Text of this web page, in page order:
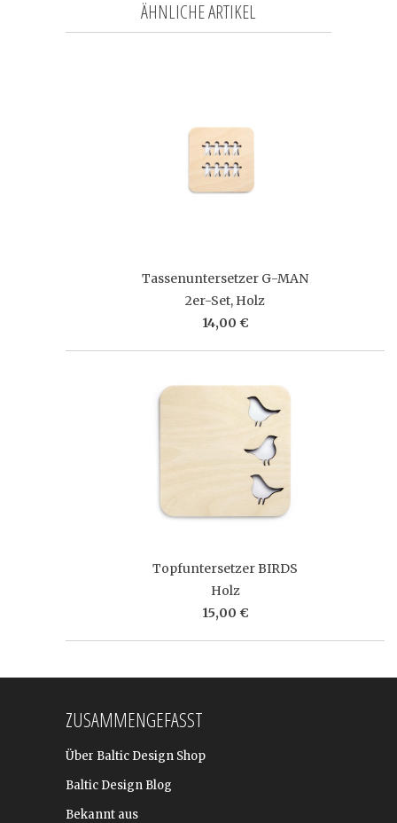
ÄHNLICHE ARTIKEL
Tassenuntersetzer G-MAN
2er-Set, Holz
14,00 €
Topfuntersetzer BIRDS
Holz
15,00 €
ZUSAMMENGEFASST
Über Baltic Design Shop
Baltic Design Blog
Bekannt aus